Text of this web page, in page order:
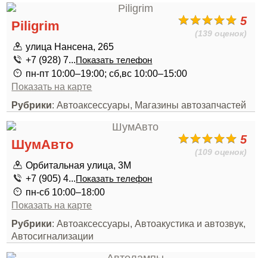
5
(139 оценок)
Piligrim
улица Нансена, 265
+7 (928) 7...Показать телефон
пн-пт 10:00–19:00; сб,вс 10:00–15:00
Показать на карте
Рубрики: Автоаксессуары, Магазины автозапчастей
5
(109 оценок)
ШумАвто
Орбитальная улица, 3М
+7 (905) 4...Показать телефон
пн-сб 10:00–18:00
Показать на карте
Рубрики: Автоаксессуары, Автоакустика и автозвук,
Автосигнализации